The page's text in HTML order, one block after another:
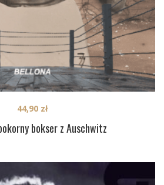
bokser z Auschwitz
44,90 zł